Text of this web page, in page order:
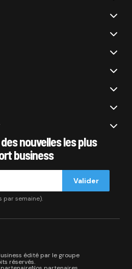
nouvelles les plus
business
Valider
par semaine).
édité par le groupe
réservés.